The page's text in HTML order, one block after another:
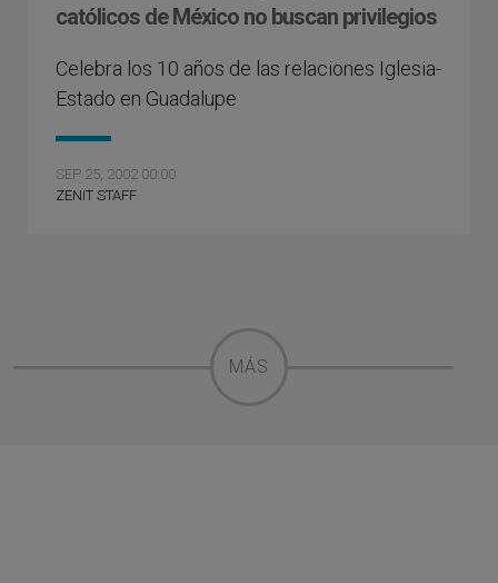
católicos de México no buscan privilegios
Celebra los 10 años de las relaciones Iglesia-
Estado en Guadalupe
SEP 25, 2002 00:00
ZENIT STAFF
MÁS